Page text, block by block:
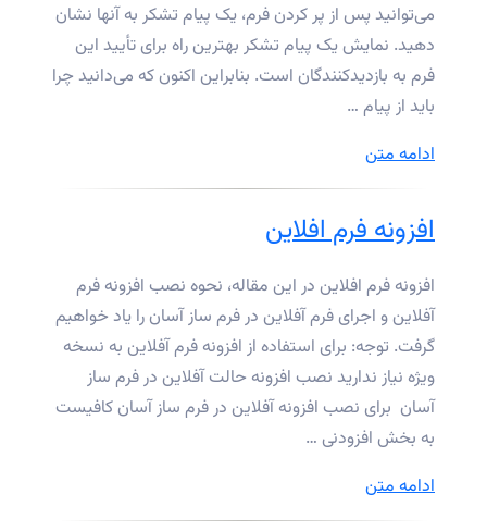
می‌توانید پس از پر کردن فرم، یک پیام تشکر به آنها نشان
دهید. نمایش یک پیام تشکر بهترین راه برای تأیید این
فرم به بازدیدکنندگان است. بنابراین اکنون که می‌دانید چرا
باید از پیام …
ادامه متن“چگونه
پیام
تشکر
را
در
فرم
ساز
آسان
ویرایش
کنیم؟”
افزونه فرم افلاین
افزونه فرم افلاین در این مقاله، نحوه نصب افزونه فرم
آفلاین و اجرای فرم آفلاین در فرم ساز آسان را یاد خواهیم
گرفت. توجه: برای استفاده از افزونه فرم آفلاین به نسخه
ویژه نیاز ندارید نصب افزونه حالت آفلاین در فرم ساز
آسان برای نصب افزونه آفلاین در فرم ساز آسان کافیست
به بخش افزودنی …
ادامه متن“افزونه
فرم